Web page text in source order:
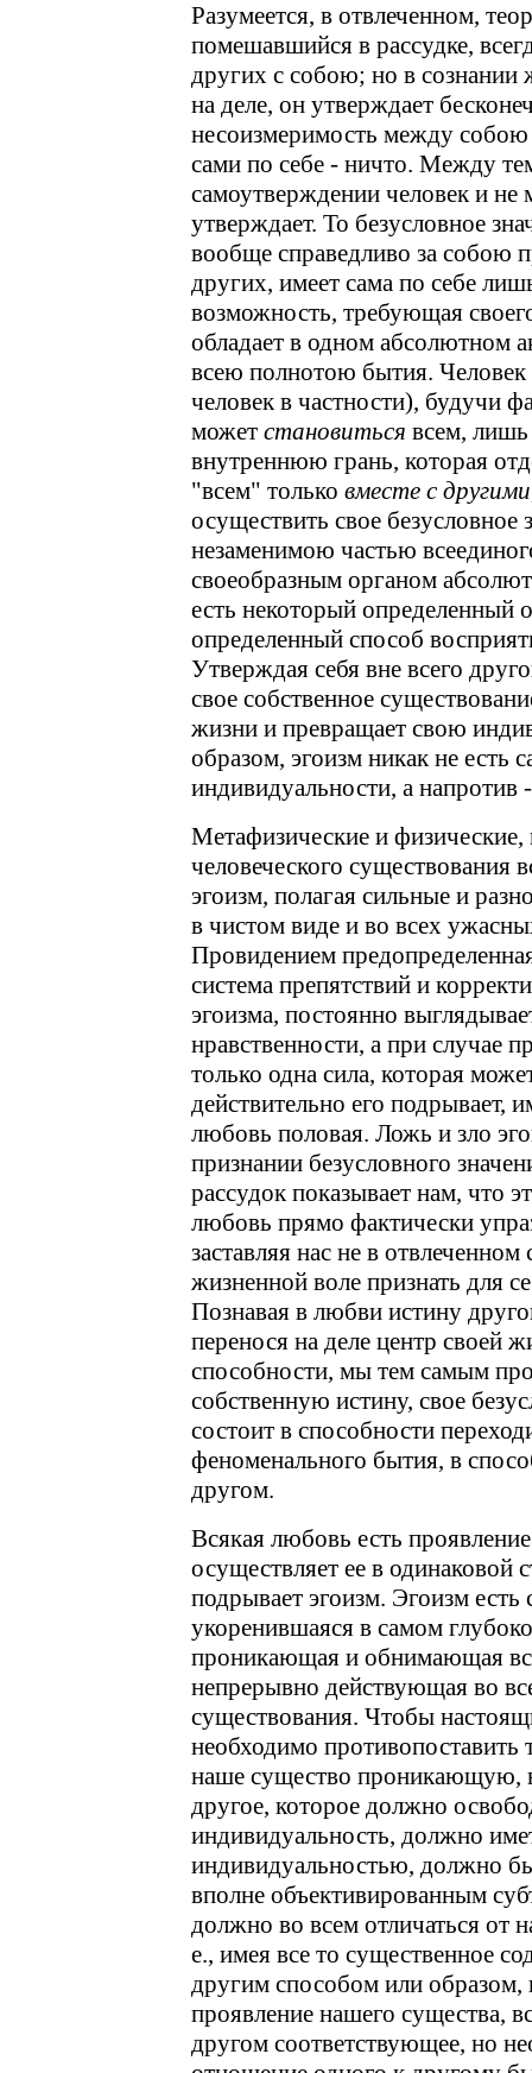
Разумеется, в отвлеченном,
помешавшийся в рассудке,
других с собою; но в сознании
на деле, он утверждает
несоизмеримость между собою
сами по себе - ничто. Между
самоутверждении человек и
утверждает. То безусловное
вообще справедливо за собою
других, имеет сама по себе
возможность, требующая
обладает в одном абсолютном
всею полнотою бытия.
человек в частности), будучи
может становиться всем, лишь
внутреннюю грань, которая
"всем" только вместе с
осуществить свое безусловное
незаменимою частью
своеобразным органом
есть некоторый определенный
определенный способ
Утверждая себя вне всего
свое собственное
жизни и превращает свою
образом, эгоизм никак не есть
индивидуальности, а напротив
Метафизические и
человеческого
эгоизм, полагая сильные и
в чистом виде и во всех
Провидением
система препятствий и
эгоизма, постоянно
нравственности, а при случае
только одна сила, которая
действительно его подрывает,
любовь половая. Ложь и зло
признании безусловного
рассудок показывает нам, что
любовь прямо фактически
заставляя нас не в
жизненной воле признать для
Познавая в любви истину
перенося на деле центр своей
способности, мы тем самым
собственную истину, свое
состоит в способности
феноменального бытия, в
другом.
Всякая любовь есть
осуществляет ее в одинаковой
подрывает эгоизм. Эгоизм есть
укоренившаяся в самом
проникающая и обнимающая
непрерывно действующая во
существования. Чтобы
необходимо
наше существо проникающую,
другое, которое должно
индивидуальность, должно
индивидуальностью, должно
вполне объективированным
должно во всем отличаться от
е., имея все то существенное
другим способом или образом,
проявление нашего существа,
другом соответствующее, но